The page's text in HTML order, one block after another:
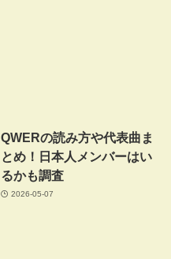
QWERの読み方や代表曲ま
とめ！日本人メンバーはい
るかも調査
2026-05-07